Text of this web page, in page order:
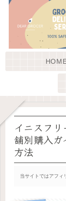
イニスフ
舗別購入ガ
方法
当サイトではアフィ